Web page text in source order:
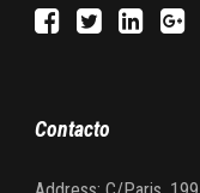
Contacto